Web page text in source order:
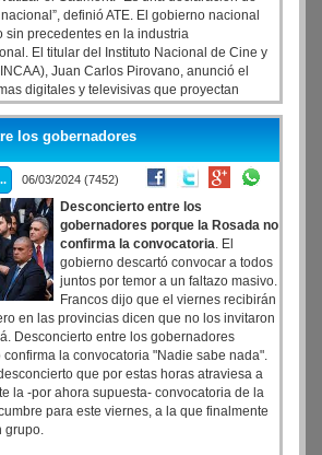
definió ATE. El gobierno nacional
sin precedentes en la industria
El titular del Instituto Nacional de Cine y
Juan Carlos Pirovano, anunció el
digitales y televisivas que proyectan
que no brindará más apoyos a
cinematográfica nacional, venderá el
y sumará más despidos a los 170
los gobernadores
06/03/2024 (7452)
Desconcierto entre los
gobernadores porque la Rosada no
confirma la convocatoria. El
gobierno descartó convocar a todos
juntos por temor a un faltazo masivo.
Francos dijo que el viernes recibirán
en las provincias dicen que no los invitaron
Desconcierto entre los gobernadores
la convocatoria "Nadie sabe nada".
que por estas horas atraviesa a
la -por ahora supuesta- convocatoria de la
para este viernes, a la que finalmente
grupo.